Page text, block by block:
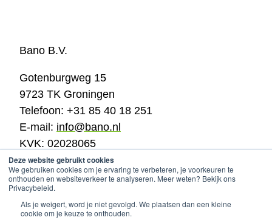
Deze website gebruikt cookies
We gebruiken cookies om je ervaring te verbeteren, je voorkeuren te
onthouden en websiteverkeer te analyseren. Meer weten? Bekijk ons
Privacybeleid.
Als je weigert, word je niet gevolgd. We plaatsen dan een kleine
cookie om je keuze te onthouden.
Bano B.V.
Gotenburgweg 15
9723 TK Groningen
Telefoon: +31 85 40 18 251
E-mail: info@bano.nl
KVK: 02028065
BTW: NL820479779B01
Cookie policy & privacy company info